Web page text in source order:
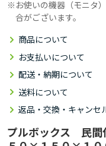
お使いの機器（モニタ
合がございます。
商品について
お支払いについて
配送・納期について
送料について
返品・交換・キャンセ
プルボックス 民間